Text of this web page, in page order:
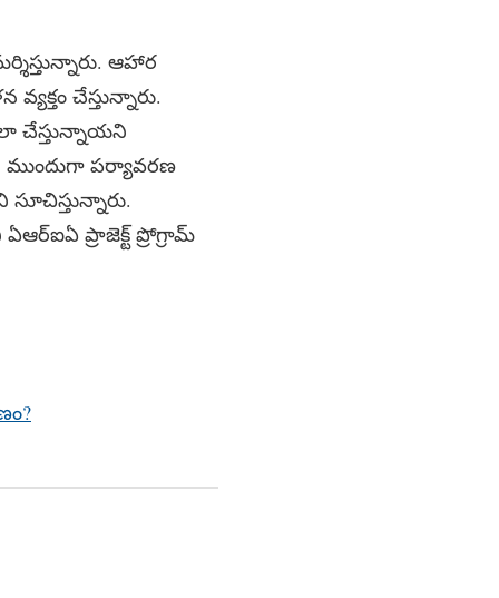
ఆహార
చేస్తున్నారు.
చేస్తున్నాయని
ముందుగా పర్యావరణ
ప్రాజెక్ట్‌ ప్రోగ్రామ్‌